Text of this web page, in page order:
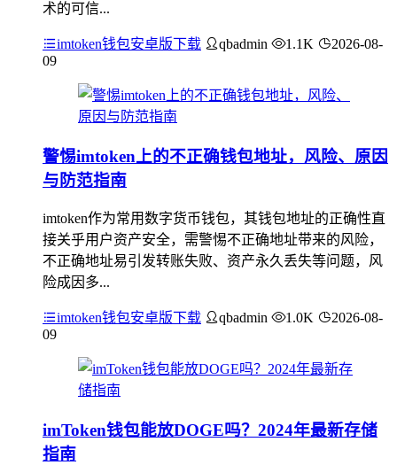
术的可信...
imtoken钱包安卓版下载 qbadmin 1.1K
2026-08-
09
警惕imtoken上的不正确钱包地址，风险、原因
与防范指南
imtoken作为常用数字货币钱包，其钱包地址的正确性直
接关乎用户资产安全，需警惕不正确地址带来的风险，
不正确地址易引发转账失败、资产永久丢失等问题，风
险成因多...
imtoken钱包安卓版下载 qbadmin 1.0K
2026-08-
09
imToken钱包能放DOGE吗？2024年最新存储
指南